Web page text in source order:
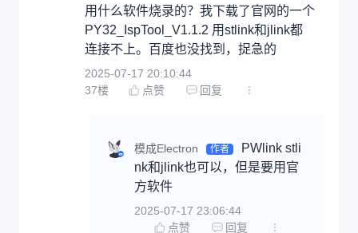
用什么软件烧录的？我下载了官网的一个
PY32_IspTool_V1.1.2 用stlink和jlink都
连接不上。百度也没找到，捉急的
2025-07-17 20:10:44
37楼 点赞 回复
模成Electron 作者
PWlink stli
nk和jlink也可以，但是要用官
方软件
2025-07-17 23:06:44
点赞
回复